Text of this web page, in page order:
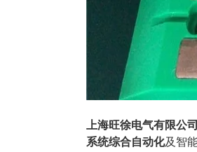
上海旺徐电气有限公
系统综合自动化及智